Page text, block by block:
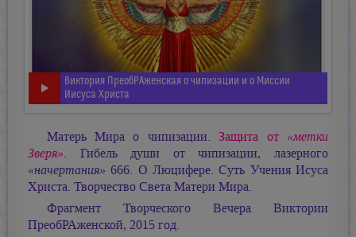
Виктория ПреобРАженская о чипизации и о Миссии
Иисуса Христа
Матерь Мира о чипизации.Защита от «метки
Зверя». Гибель души от чипизации, лазерного
«начертания» 666. О Люцифере. Суть Учения Исуса
Христа. Творчество Света Матери Мира.
Фрагмент Творческого Вечера Виктории
ПреобРАженской, 2015 год.